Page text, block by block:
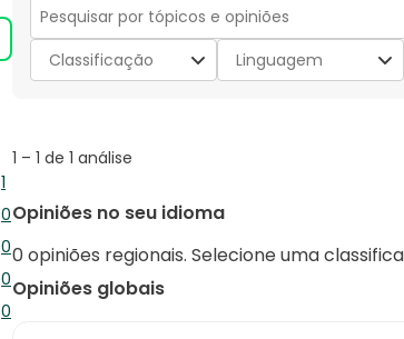
1
1
análise
com
5
estrelas.
0
0
análise
com
4
0
0
análise
com
0
0
análise
0
Secção
para
pesquisar
Classificação Linguagem
1
to
de
análise
1 – 1 de 1 análise
Opiniões no seu idioma
0 opiniões regionais. Selecione uma
Opiniões globais